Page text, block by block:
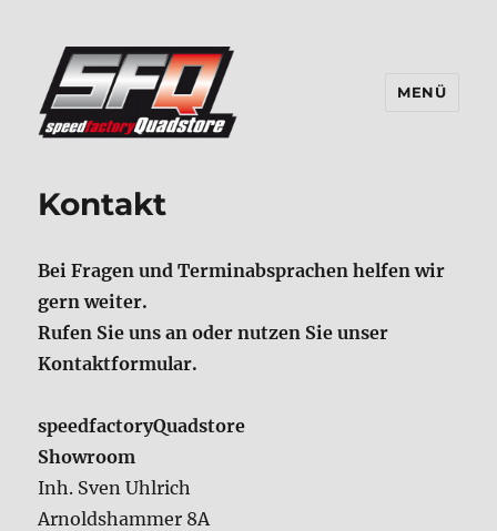
MENÜ
Kontakt
Bei Fragen und Terminabsprachen helfen wir
gern weiter.
Rufen Sie uns an oder nutzen Sie unser
Kontaktformular.
speedfactoryQuadstore
Showroom
Inh. Sven Uhlrich
Arnoldshammer 8A